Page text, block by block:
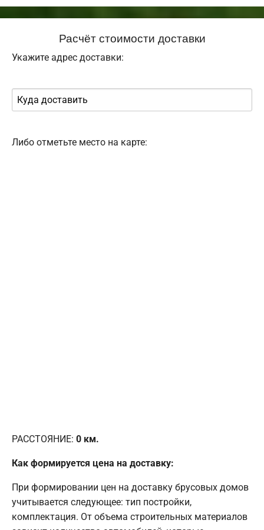
Расчёт стоимости доставки
Укажите адрес доставки:
Либо отметьте место на карте:
РАССТОЯНИЕ: 0 км.
Как формируется цена на доставку:
При формировании цен на доставку брусовых домов
учитывается следующее: тип постройки,
комплектация. От объема строительных материалов